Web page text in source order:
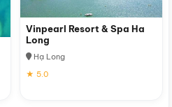
Vinpearl Resort & Spa Ha
Long
Hạ Long
★ 5.0